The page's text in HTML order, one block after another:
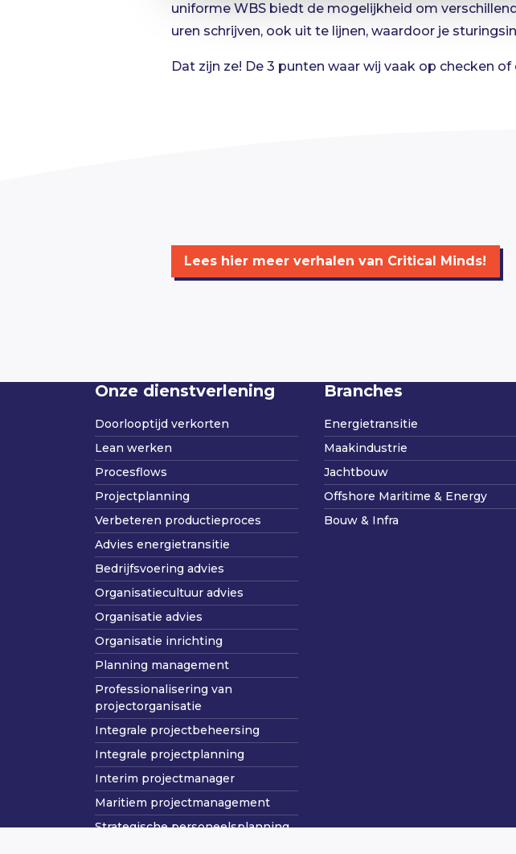
uniforme WBS biedt de mogelijkheid om
uren schrijven, ook uit te lijnen, waardoor je
Dat zijn ze! De 3 punten waar wij vaak op checken
Lees hier meer verhalen van Critical Minds!
Onze dienstverlening
Doorlooptijd verkorten
Lean werken
Procesflows
Projectplanning
Verbeteren productieproces
Advies energietransitie
Bedrijfsvoering advies
Organisatiecultuur advies
Organisatie advies
Organisatie inrichting
Planning management
Professionalisering van
projectorganisatie
Integrale projectbeheersing
Integrale projectplanning
Interim projectmanager
Maritiem projectmanagement
Strategische personeelsplanning
Branches
Energietransitie
Maakindustrie
Jachtbouw
Offshore Maritime & Energy
Bouw & Infra